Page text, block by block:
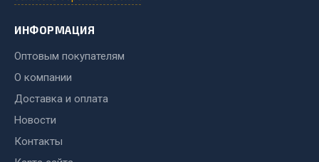
Двигатель
Система питания
ИНФОРМАЦИЯ
Оптовым покупателям
О компании
Доставка и оплата
Новости
Контакты